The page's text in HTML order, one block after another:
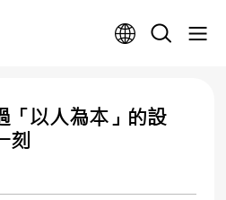
「以人為本」的設
刻